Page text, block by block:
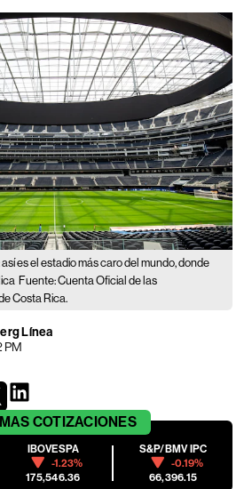
es el estadio más caro del mundo, donde
Fuente: Cuenta Oficial de las
Costa Rica.
Línea
PM
COTIZACIONES
IBOVESPA
-1.23%
175,546.36
S&P/BMV IPC
-0.19%
66,396.15